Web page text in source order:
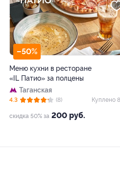
–50%
Меню кухни в ресторане
«IL Патио» за полцены
Таганская
скидка 50% за 200 руб.
4.3 (8) Куплено